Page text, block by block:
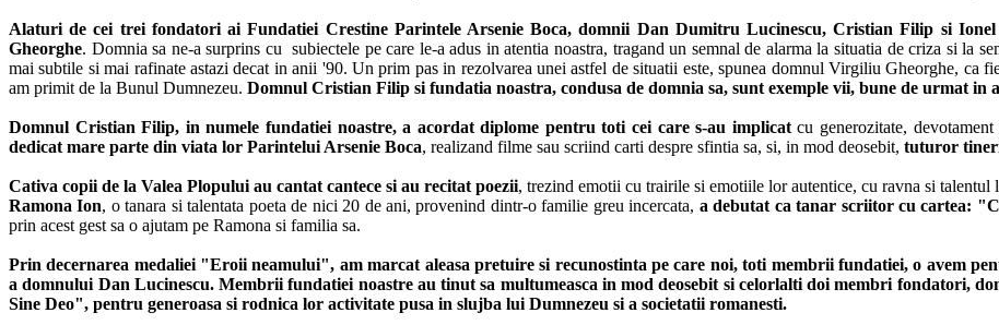
Alaturi de cei trei fondatori ai Fundatiei Crestine Parintele Arsenie Boca, domnii Dan Dumitru Lucinescu, Cristian Filip si
Gheorghe. Domnia sa ne-a surprins cu subiectele pe care le-a adus in atentia noastra, tragand un semnal de alarma la situatia de criza si la
mai subtile si mai rafinate astazi decat in anii '90. Un prim pas in rezolvarea unei astfel de situatii este, spunea domnul Virgiliu Gheorghe, ca
am primit de la Bunul Dumnezeu. Domnul Cristian Filip si fundatia noastra, condusa de domnia sa, sunt exemple vii, bune de urmat in
Domnul Cristian Filip, in numele fundatiei noastre, a acordat diplome pentru toti cei care s-au implicatcu generozitate,
dedicat mare parte din viata lor Parintelui Arsenie Boca, realizand filme sau scriind carti despre sfintia sa, si, in mod deosebit, tuturor
Cativa copii de la Valea Plopului au cantat cantece si au recitat poezii, trezind emotii cu trairile si emotiile lor autentice, cu ravna si talentul
Ramona Ion, o tanara si talentata poeta de nici 20 de ani, provenind dintr-o familie greu incercata, a debutat ca tanar scriitor cu cartea:
prin acest gest sa o ajutam pe Ramona si familia sa.
Prin decernarea medaliei "Eroii neamului", am marcat aleasa pretuire si recunostinta pe care noi, toti membrii fundatiei, o avem
a domnului Dan Lucinescu. Membrii fundatiei noastre au tinut sa multumeasca in mod deosebit si celorlalti doi membri fondatori,
Sine Deo", pentru generoasa si rodnica lor activitate pusa in slujba lui Dumnezeu si a societatii romanesti.